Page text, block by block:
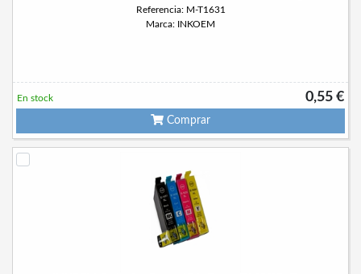
Referencia: M-T1631
Marca: INKOEM
0,55 €
En stock
Comprar